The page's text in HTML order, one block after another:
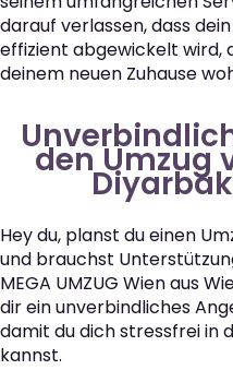
darauf verlassen, dass
effizient abgewickelt wird,
deinem neuen Zuhause
den Umzug
Hey du, planst du einen
und brauchst
MEGA UMZUG Wien aus
dir ein unverbindliches
damit du dich stressfrei in
kannst.